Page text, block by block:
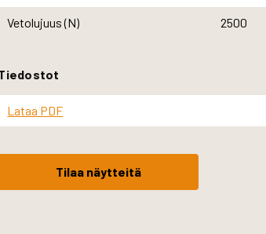
Vetolujuus (N) 2500
Lataa PDF
Tilaa näytteitä